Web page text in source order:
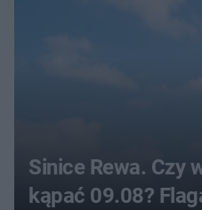
Sinice Rewa. Czy
kąpać 09.08?